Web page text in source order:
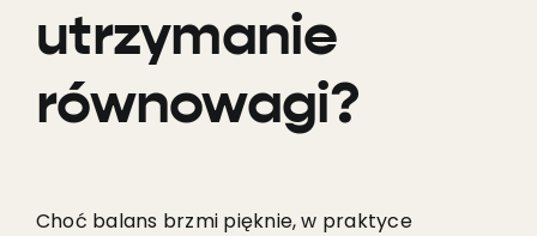
utrzymanie
równowagi?
Choć balans brzmi pięknie, w praktyce